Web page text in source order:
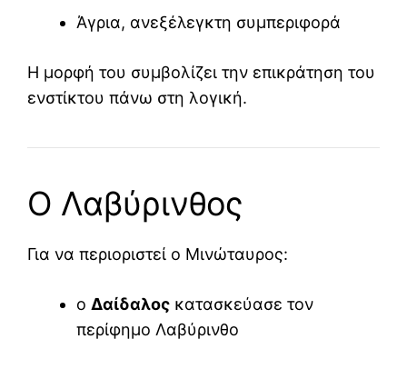
Άγρια, ανεξέλεγκτη συμπεριφορά
Η μορφή του συμβολίζει την επικράτηση του
ενστίκτου πάνω στη λογική.
Ο Λαβύρινθος
Για να περιοριστεί ο Μινώταυρος:
ο Δαίδαλος κατασκεύασε τον
περίφημο Λαβύρινθο